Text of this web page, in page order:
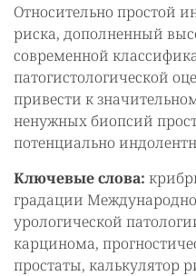
Относительно простой
риска, дополненный
современной
патогистологической
привести к
ненужных биопсий
потенциально
Ключевые слова:
градации
урологической
карцинома,
простаты, калькулятор